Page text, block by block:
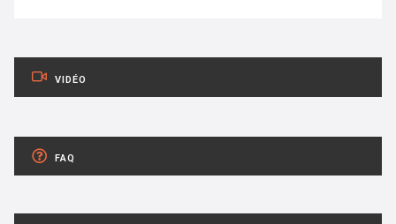
VIDÉO
FAQ